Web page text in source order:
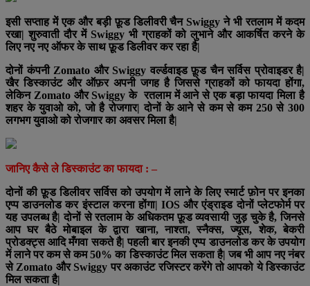
इसी सप्ताह में एक और बड़ी फ़ूड डिलीवरी चैन Swiggy ने भी रतलाम में कदम
रखा| शुरुवाती दौर में Swiggy भी ग्राहकों को लुभाने और आकर्षित करने के
लिए नए नए ऑफर के साथ फ़ूड डिलीवर कर रहा है|
दोनों कंपनी Zomato और Swiggy वर्ल्डवाइड फ़ूड चैन सर्विस प्रोवाइडर है|
खैर डिस्काउंट और ऑफ़र अपनी जगह है जिससे ग्राहकों को फायदा होंगा,
लेकिन Zomato और Swiggy के रतलाम में आने से एक बड़ा फायदा मिला है
शहर के युवाओ को, जो है रोजगार| दोनों के आने से कम से कम 250 से 300
लगभग युवाओ को रोजगार का अवसर मिला है|
जानिए कैसे ले डिस्काउंट का फायदा : –
दोनों की फ़ूड डिलीवर सर्विस को उपयोग में लाने के लिए स्मार्ट फ़ोन पर इनका
एप्प डाउनलोड कर इंस्टाल करना होंगा| IOS और एंड्राइड दोनों प्लेटफोर्म पर
यह उपलब्ध है| दोनों से रतलाम के अधिकतम फ़ूड व्यवसायी जुड़ चुके है, जिनसे
आप घर बैठे मोबाइल के द्वारा खाना, नाश्ता, स्नैक्स, ज्यूस, शेक, बेकरी
प्रोडक्ट्स आदि मँगवा सकते है| पहली बार इनकी एप्प डाउनलोड कर के उपयोग
में लाने पर कम से कम 50% का डिस्काउंट मिल सकता है| जब भी आप नए नंबर
से Zomato और Swiggy पर अकाउंट रजिस्टर करेंगे तो आपको ये डिस्काउंट
मिल सकता है|